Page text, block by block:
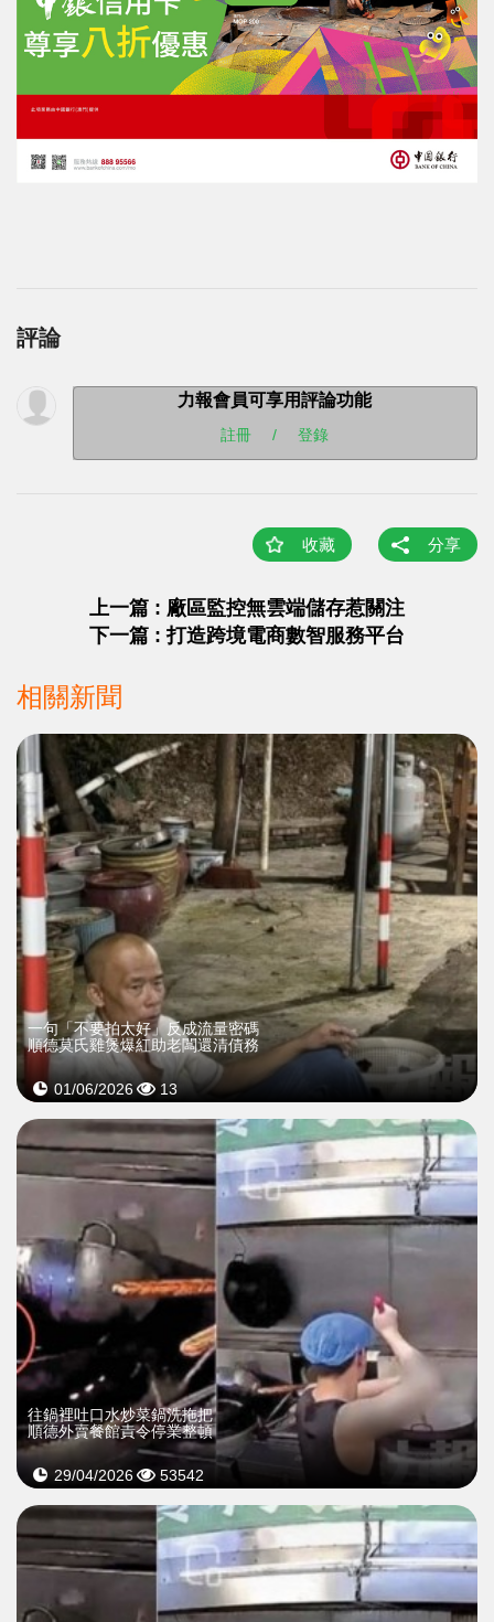
評論
力報會員可享用評論功能
註冊 / 登錄
收藏 分享
上一篇 : 廠區監控無雲端儲存惹關注
下一篇 : 打造跨境電商數智服務平台
相關新聞
一句「不要拍太好」反成流量密碼
順德莫氏雞煲爆紅助老闆還清債務
01/06/2026 13
往鍋裡吐口水炒菜鍋洗拖把
順德外賣餐館責令停業整頓
29/04/2026 53542